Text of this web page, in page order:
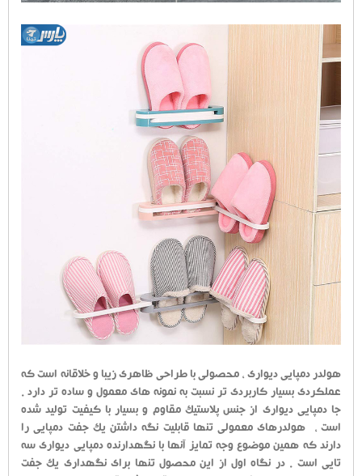
هولدر دمپایی دیواری ، محصولی با طراحی ظاهری زیبا و خلاقانه است که
عملکردی بسیار کاربردی تر نسبت به نمونه های معمول و ساده تر دارد .
جا دمپایی دیواری از جنس پلاستیک مقاوم و بسیار با کیفیت تولید شده
است ، هولدرهای معمولی تنها قابلیت نگه داشتن یک جفت دمپایی را
دارند که همین موضوع وجه تمایز آنها با نگهدارنده دمپایی دیواری سه
تایی است . در نگاه اول از این محصول تنها برای نگهداری یک جفت